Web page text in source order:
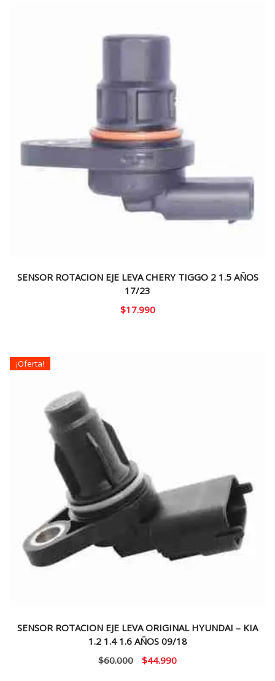
SENSOR ROTACION EJE LEVA CHERY TIGGO 2 1.5 AÑOS
17/23
$17.990
¡Oferta!
SENSOR ROTACION EJE LEVA ORIGINAL HYUNDAI – KIA
1.2 1.4 1.6 AÑOS 09/18
$60.000
El
$44.990El